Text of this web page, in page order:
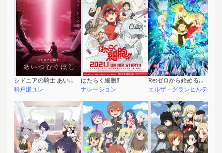
シドニアの騎士 あいつむぐほし
科戸瀬ユレ
はたらく細胞!!
ナレーション
Re:ゼロから始める異世界生活 2nd season 第2部
エルザ・グランヒルテ